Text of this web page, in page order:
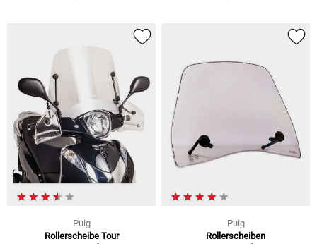
Puig
Rollerscheibe Tour
Puig
Rollerscheiben